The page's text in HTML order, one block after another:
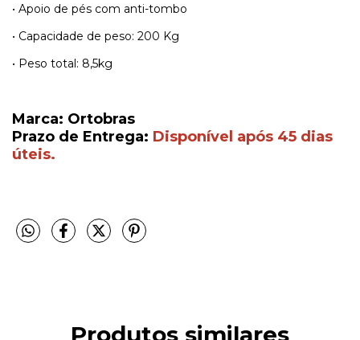
• Apoio de pés com anti-tombo
• Capacidade de peso: 200 Kg
• Peso total: 8,5kg
Marca: Ortobras
Prazo de Entrega: Disponível após 45 dias
úteis.